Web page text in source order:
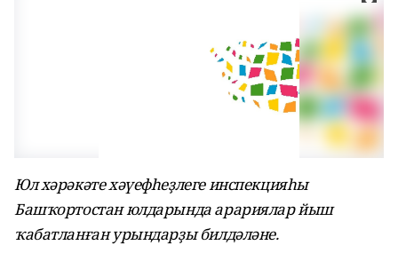
Юл хәрәкәте хәүефһеҙлеге инспекцияһы
Башҡортостан юлдарында арариялар йыш
ҡабатланған урындарҙы билдәләне.